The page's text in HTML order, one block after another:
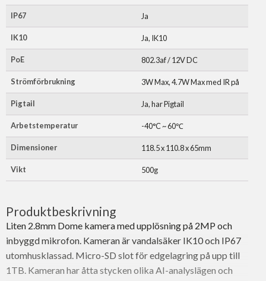
IP67 Ja
IK10 Ja, IK10
PoE 802.3af / 12V DC
Strömförbrukning 3W Max, 4.7W Max med IR på
Pigtail Ja, har Pigtail
Arbetstemperatur -40°C ~ 60℃
Dimensioner 118.5 x 110.8 x 65mm
Vikt 500g
Produktbeskrivning
Liten 2.8mm Dome kamera med upplösning på 2MP och
inbyggd mikrofon. Kameran är vandalsäker IK10 och IP67
utomhusklassad. Micro-SD slot för edgelagring på upp till
1TB. Kameran har åtta stycken olika AI-analyslägen och